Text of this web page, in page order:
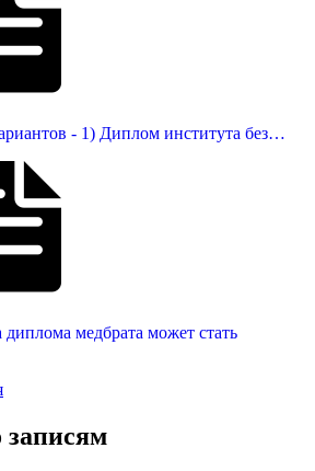
- 1) Диплом института без…
медбрата может стать